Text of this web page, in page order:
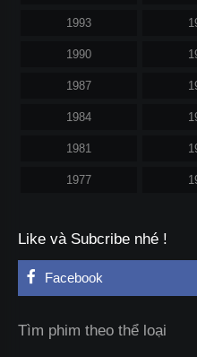
1993
1990
1987
1984
1981
1977
Like và Subcribe nhé !
Facebook
Tìm phim theo thể loại